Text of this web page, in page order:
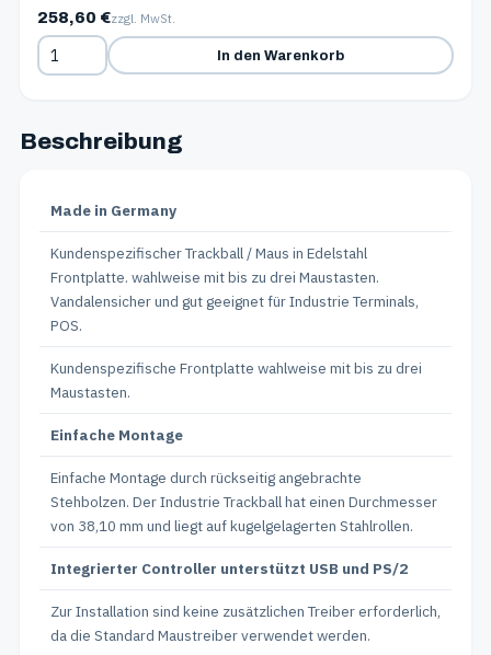
258,60 €zzgl. MwSt.
In den Warenkorb
Beschreibung
Made in Germany
Kundenspezifischer Trackball / Maus in Edelstahl
Frontplatte. wahlweise mit bis zu drei Maustasten.
Vandalensicher und gut geeignet für Industrie Terminals,
POS.
Kundenspezifische Frontplatte wahlweise mit bis zu drei
Maustasten.
Einfache Montage
Einfache Montage durch rückseitig angebrachte
Stehbolzen. Der Industrie Trackball hat einen Durchmesser
von 38,10 mm und liegt auf kugelgelagerten Stahlrollen.
Integrierter Controller unterstützt USB und PS/2
Zur Installation sind keine zusätzlichen Treiber erforderlich,
da die Standard Maustreiber verwendet werden.